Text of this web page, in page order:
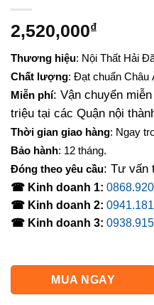
2,520,000₫
Thương hiệu: Nội Thất Hải
Chất lượng: Đạt chuẩn Châu
Miễn phí: Vận chuyển
triệu tại các Quận nội
Thời gian giao hàng: Ngay
Bảo hành: 12 tháng.
Đóng theo yêu cầu: Tư vấn
☎ Kinh doanh 1:
☎ Kinh doanh 2:
☎ Kinh doanh 3:
MUA NGAY